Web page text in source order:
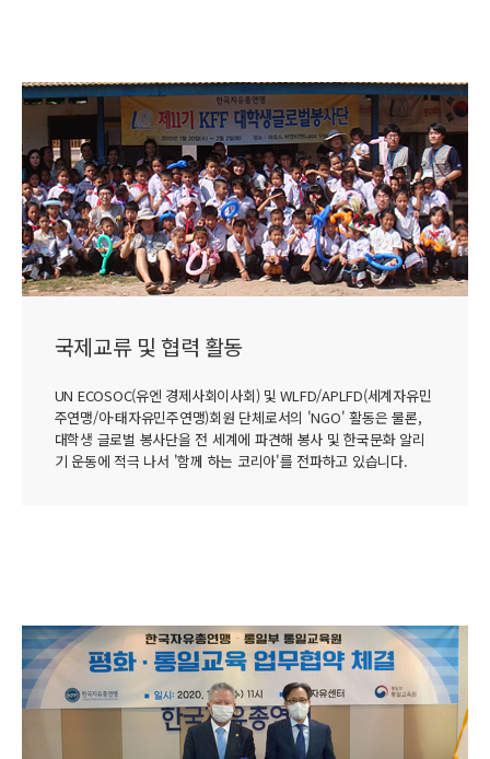
국제교류 및 협력 활동
UN ECOSOC(유엔 경제사회이사회) 및 WLFD/APLFD(세계자유민
주연맹/아·태자유민주연맹)회원 단체로서의 'NGO' 활동은 물론,
대학생 글로벌 봉사단을 전 세계에 파견해 봉사 및 한국문화 알리
기 운동에 적극 나서 '함께 하는 코리아'를 전파하고 있습니다.